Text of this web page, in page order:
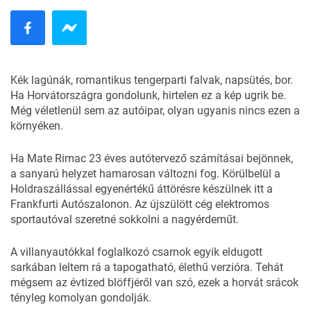
Kék lagúnák, romantikus tengerparti falvak, napsütés, bor.
Ha Horvátországra gondolunk, hirtelen ez a kép ugrik be.
Még véletlenül sem az autóipar, olyan ugyanis nincs ezen a
környéken.
Ha Mate Rimac 23 éves autótervező számításai bejönnek,
a sanyarú helyzet hamarosan változni fog. Körülbelül a
Holdraszállással egyenértékű áttörésre készülnek itt a
Frankfurti Autószalonon. Az újszülött cég elektromos
sportautóval szeretné sokkolni a nagyérdeműt.
A villanyautókkal foglalkozó csarnok egyik eldugott
sarkában leltem rá a tapogatható, élethű verzióra. Tehát
mégsem az évtized blöffjéről van szó, ezek a horvát srácok
tényleg komolyan gondolják.